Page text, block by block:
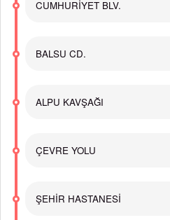
CUMHURİYET BLV.
BALSU CD.
ALPU KAVŞAĞI
ÇEVRE YOLU
ŞEHİR HASTANESİ